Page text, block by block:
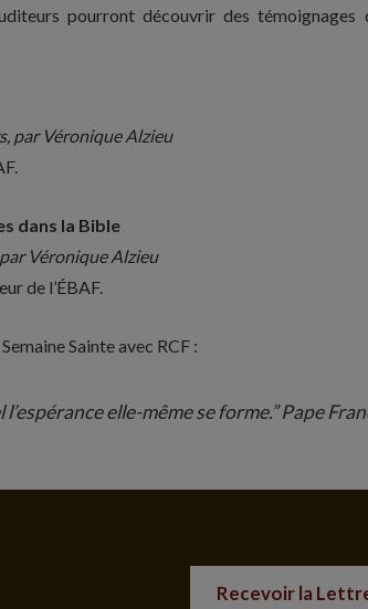
pourront découvrir des
par Véronique Alzieu
dans la Bible
Véronique Alzieu
de l’ÉBAF.
Sainte avec RCF :
elle-même se forme.” Pape
Recevoir la